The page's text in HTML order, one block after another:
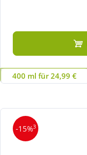
400 ml für 24,99 €
-15%3